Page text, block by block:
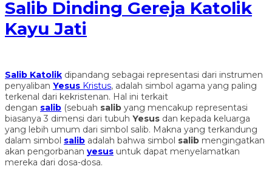
Salib Dinding Gereja Katolik
Kayu Jati
Salib Katolik dipandang sebagai representasi dari instrumen
penyaliban Yesus Kristus, adalah simbol agama yang paling
terkenal dari kekristenan. Hal ini terkait
dengan salib (sebuah salib yang mencakup representasi
biasanya 3 dimensi dari tubuh Yesus dan kepada keluarga
yang lebih umum dari simbol salib. Makna yang terkandung
dalam simbol salib adalah bahwa simbol salib mengingatkan
akan pengorbanan yesus untuk dapat menyelamatkan
mereka dari dosa-dosa.